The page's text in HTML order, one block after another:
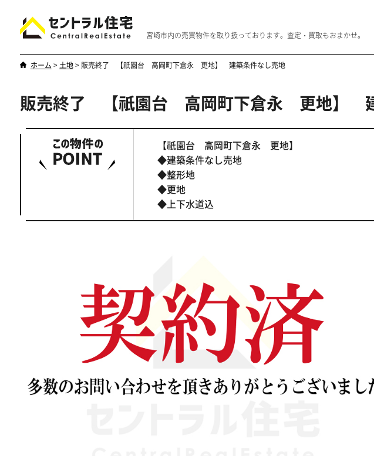
宮崎市内の売買物件を取り扱っております。査定・買取もおまかせ。
やはり一戸建てが一番
ホーム > 土地> 販売終了 【祇園台 高岡町下倉永 更地】 建築条件なし売地
販売終了 【祇園台 高岡町下倉永 更地】
【祇園台 高岡町下倉永 更地】
◆建築条件なし売地
◆整形地
◆更地
◆上下水道込